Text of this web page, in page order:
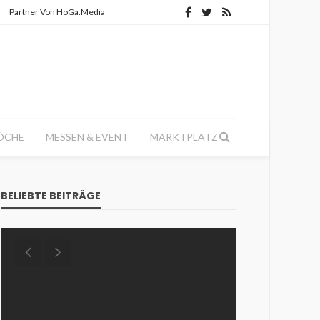
Partner Von HoGa.Media
MESSEN & EVENT MARKTPLATZ
BELIEBTE BEITRÄGE